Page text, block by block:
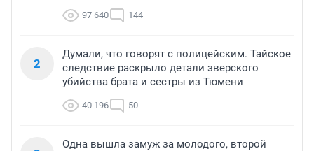
97 640 144
2
Думали, что говорят с полицейским. Тайское
следствие раскрыло детали зверского
убийства брата и сестры из Тюмени
40 196 50
Одна вышла замуж за молодого, второй